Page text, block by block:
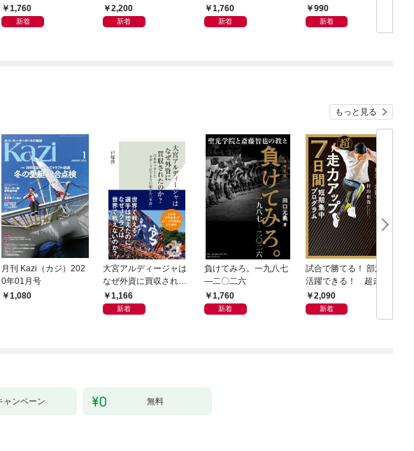
の超基本
1,760
新着
年の物語 科学の教養大
全
2,200
新着
分5教科
1,760
新着
990
新着
もっと見る
月刊 Kazi（カジ）202
0年01月号
1,080
大宮アルディージャは
なぜ外資に買収された
のか？～日本サッカー
とスポーツビジネスに
1,166
新着
負けてみろ。一九八七
―二〇二六
1,760
新着
試合で勝てる！ 部活で
活躍できる！ 超走力
アップ 7日間短期集中
プログラム
2,090
新着
ャンペーン 無料